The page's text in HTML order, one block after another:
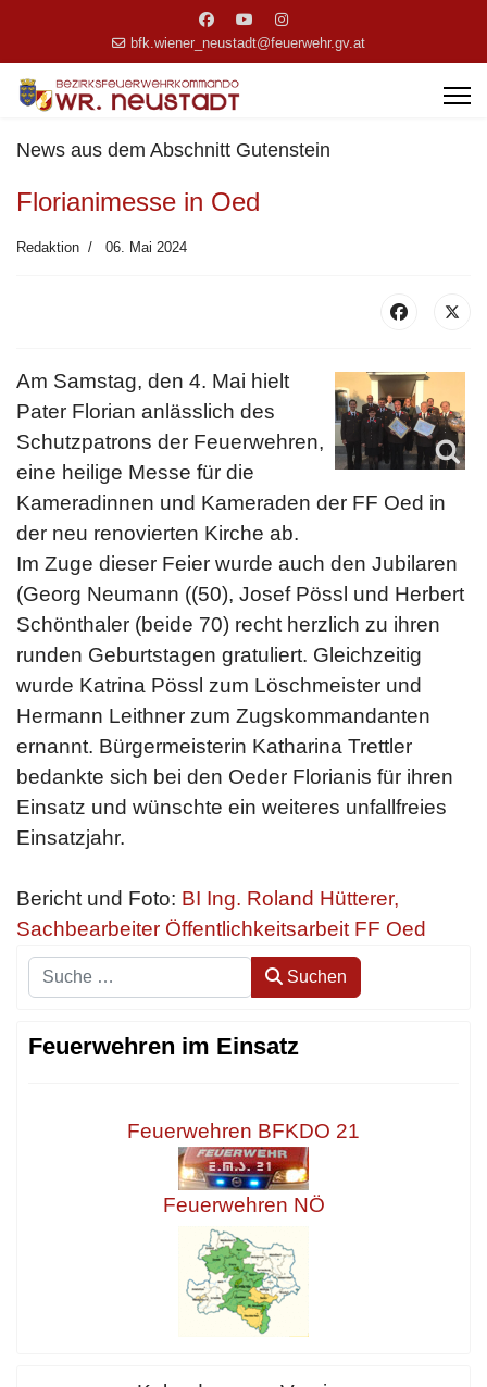
bfk.wiener_neustadt@feuerwehr.gv.at
News aus dem Abschnitt Gutenstein
Florianimesse in Oed
Redaktion 06. Mai 2024
Am Samstag, den 4. Mai hielt
Pater Florian anlässlich des
Schutzpatrons der Feuerwehren,
eine heilige Messe für die
Kameradinnen und Kameraden der FF Oed in
der neu renovierten Kirche ab.
Im Zuge dieser Feier wurde auch den Jubilaren
(Georg Neumann ((50), Josef Pössl und Herbert
Schönthaler (beide 70) recht herzlich zu ihren
runden Geburtstagen gratuliert. Gleichzeitig
wurde Katrina Pössl zum Löschmeister und
Hermann Leithner zum Zugskommandanten
ernannt. Bürgermeisterin Katharina Trettler
bedankte sich bei den Oeder Florianis für ihren
Einsatz und wünschte ein weiteres unfallfreies
Einsatzjahr.
Bericht und Foto: BI Ing. Roland Hütterer,
Sachbearbeiter Öffentlichkeitsarbeit FF Oed
Suchen
Suchen
Feuerwehren im Einsatz
Feuerwehren BFKDO 21
Feuerwehren NÖ